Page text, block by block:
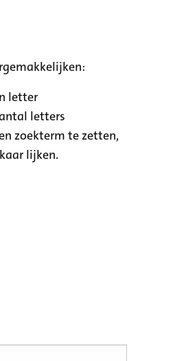
letter
letters
zoekterm te zetten,
lijken.